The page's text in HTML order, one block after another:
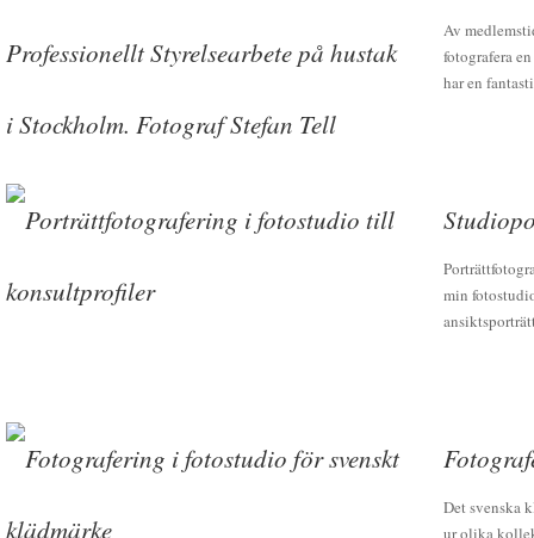
Av
fotografera
har en
min
Det svenska